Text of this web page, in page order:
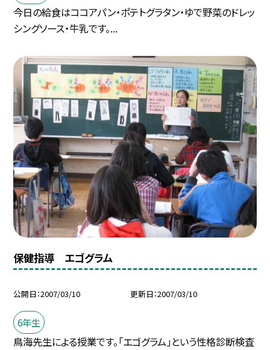
今日の給食はココアパン・ポテトグラタン・ゆで野菜のドレッ
シングソース・牛乳です。...
保健指導 エゴグラム
公開日 2007/03/10 更新日 2007/03/10
6年生
鳥海先生による授業です。「エゴグラム」という性格診断検査